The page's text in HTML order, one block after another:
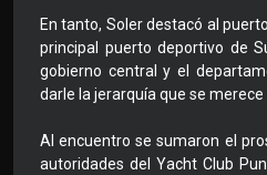
En tanto, Soler destacó al
principal puerto deportivo de
gobierno central y el
darle la jerarquía que se
Al encuentro se sumaron el
autoridades del Yacht Club